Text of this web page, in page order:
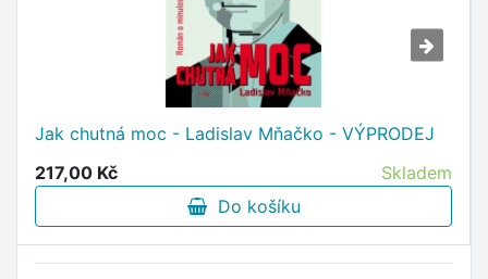
Jak chutná moc - Ladislav Mňačko - VÝPRODEJ
217,00 Kč
Skladem
Do košíku